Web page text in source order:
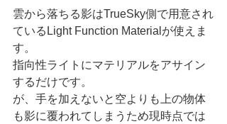
雲から落ちる影はTrueSky側で用意され
ているLight Function Materialが使えま
す。
指向性ライトにマテリアルをアサイン
するだけです。
が、手を加えないと空よりも上の物体
も影に覆われてしまうため現時点では